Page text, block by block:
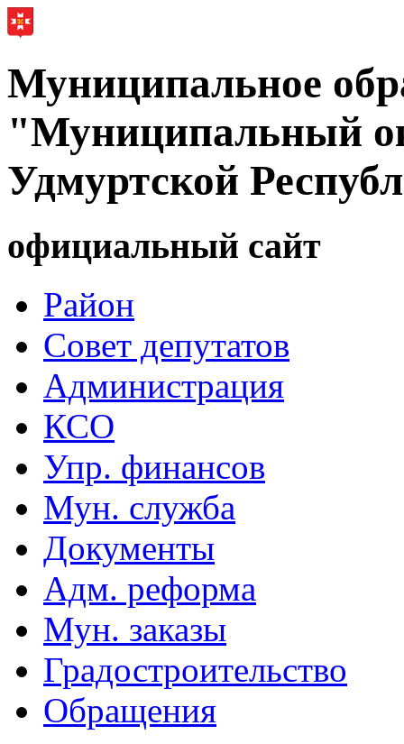
Муниципальное
"Муниципальный
Удмуртской
официальный сайт
Район
Совет депутатов
Администрация
КСО
Упр. финансов
Мун. служба
Документы
Адм. реформа
Мун. заказы
Градостроительство
Обращения